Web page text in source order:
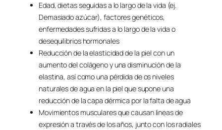
Edad, dietas seguidas a lo largo de la vida (ej.
Demasiado azúcar), factores genéticos,
enfermedades sufridas a lo largo de la vida o
desequilibrios hormonales
Reducción de la elasticidad de la piel con un
aumento del colágeno y una disminución de la
elastina, así como una pérdida de os niveles
naturales de agua en la piel que supone una
reducción de la capa dérmica por la falta de agua
Movimientos musculares que causan líneas de
expresión a través de los años, junto con los radiales